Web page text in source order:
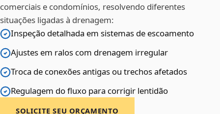
comerciais e condomínios, resolvendo diferentes
situações ligadas à drenagem:
Inspeção detalhada em sistemas de escoamento
Ajustes em ralos com drenagem irregular
Troca de conexões antigas ou trechos afetados
Regulagem do fluxo para corrigir lentidão
SOLICITE SEU ORÇAMENTO